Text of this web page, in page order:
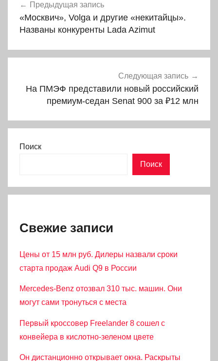
по
записям
Предыдущая запись
«Москвич», Volga и другие «некитайцы».
Названы конкуренты Lada Azimut
Следующая запись
На ПМЭФ представили новый российский
премиум-седан Senat 900 за ₽12 млн
Поиск
Поиск
Свежие записи
Цены от 15 млн руб. Дилеры назвали сроки
старта продаж Audi Q9 в России
Mercedes-Benz отозвал 310 тыс. машин. Они
могут сами тронуться с места
Первый кроссовер Freelander 8 сошел с
конвейера в кислотно-зеленом цвете
Он дистанционно открывает окна. Раскрыты